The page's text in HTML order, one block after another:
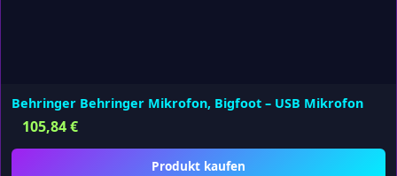
Behringer Behringer Mikrofon, Bigfoot – USB Mikrofon
105,84€
Produkt kaufen